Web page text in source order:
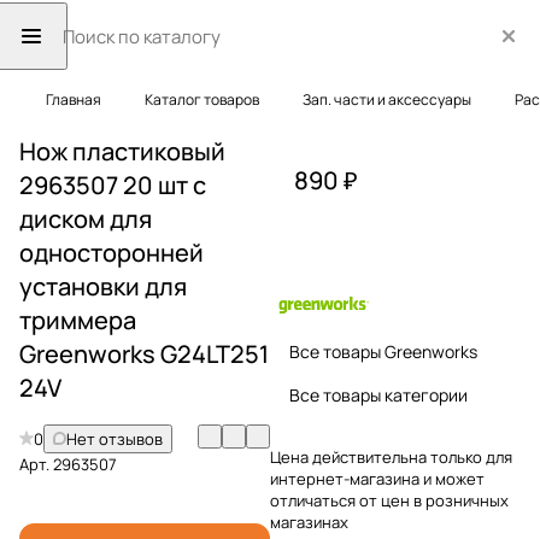
Главная Каталог товаров Зап. части и аксессуары
Нож пластиковый
2963507 20 шт с
диском для
односторонней
установки для
триммера
Greenworks G24LT251
24V
0
Нет отзывов
Арт.2963507
890 ₽
Все товары Greenworks
Все товары категории
Цена действительна только для
интернет-магазина и может
отличаться от цен в розничных
магазинах